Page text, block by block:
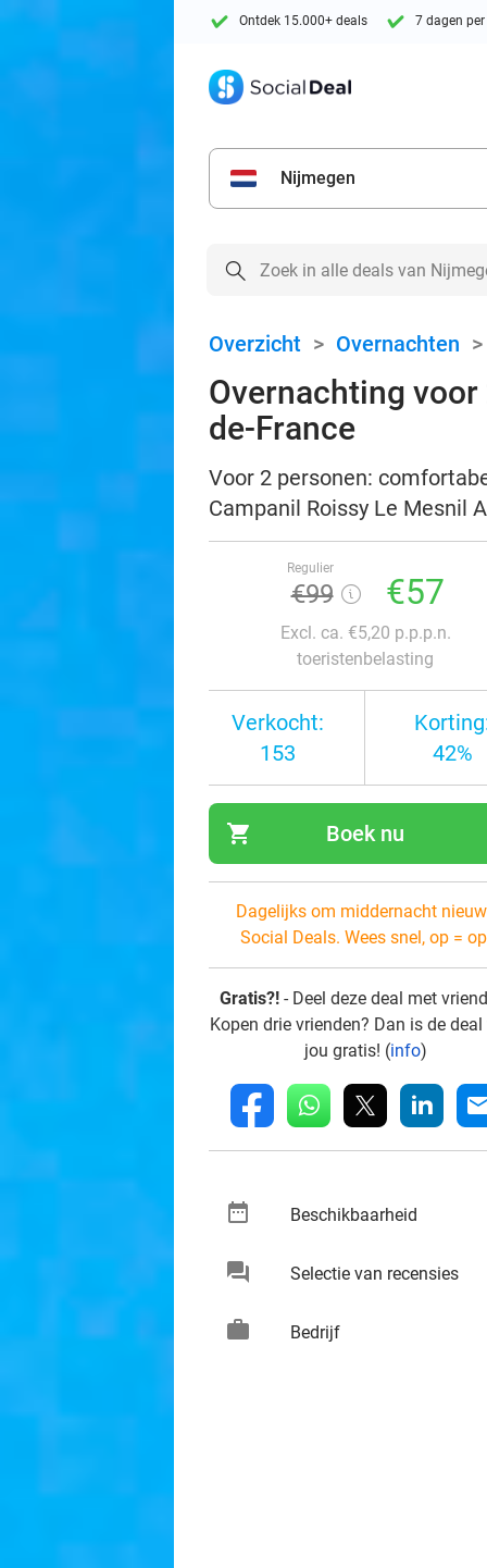
Ontdek 15.000+ deals 7 dagen
Nijmegen
Overzicht > Overnachten >
Overnachting
de-France
Voor 2 personen:
Campanil Roissy Le Mesnil
Regulier
€99 €57
Excl. ca. €5,20 p.p.p.n.
toeristenbelasting
Verkocht:
153
42%
shopping_cart Boek nu
Dagelijks om middernacht
Social Deals. Wees snel, op =
Gratis?! - Deel deze deal met
Kopen drie vrienden? Dan is de
jou gratis! (info)
fb whatsapp linkedin
date_range Beschikbaarheid
chat Selectie van recensies
work Bedrijf